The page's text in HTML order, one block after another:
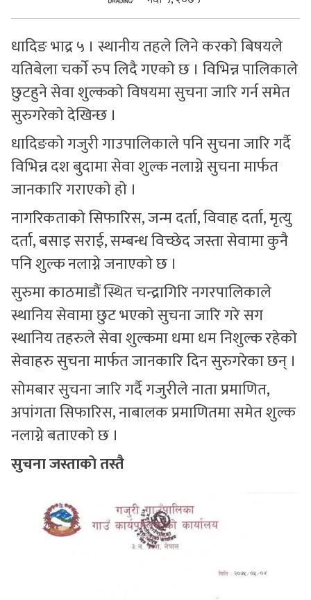
सुचनाहरु
स्वास्थ्य
भिडियो
धादिङ भाद्र ५ । स्थानीय तहले लिने करकाे बिषयले
यतिबेला चर्काे रुप लिदै गएकाे छ । विभिन्न पालिकाले
छुटहुने सेवा शुल्ककाे विषयमा सुचना जारि गर्न समेत
सुरुगरेकाे देखिन्छ ।
धादिङकाे गजुरी गाउपालिकाले पनि सुचना जारि गर्दै
विभिन्न दश बुदामा सेवा शुल्क नलाग्ने सुचना मार्फत
जानकारि गराएकाे हाे ।
नागरिकताकाे सिफारिस, जन्म दर्ता, विवाह दर्ता, मृत्यु
दर्ता, बसाइ सराई, सम्बन्ध विच्छेद जस्ता सेवामा कुनै
पनि शुल्क नलाग्ने जनाएकाे छ ।
सुरुमा काठमाडौं स्थित चन्द्रागिरि नगरपालिकाले
स्थानिय सेवामा छुट भएकाे सुचना जारि गरे सग
स्थानिय तहरुले सेवा शुल्कमा धमा धम निशुल्क रहेकाे
सेवाहरु सुचना मार्फत जानकारि दिन सुरुगरेका छन् ।
साेमबार सुचना जारि गर्दै गजुरीले नाता प्रमाणित,
अपांगता सिफारिस, नाबालक प्रमाणितमा समेत शुल्क
नलाग्ने बताएकाे छ ।
सुचना जस्ताकाे तस्तै